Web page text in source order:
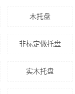
木托盘
非标定做托盘
实木托盘